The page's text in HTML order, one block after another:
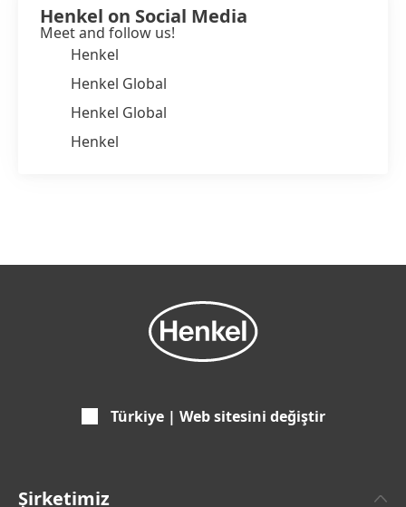
Henkel on Social Media
Meet and follow us!
Henkel
Henkel Global
Henkel Global
Henkel
Türkiye | Web sitesini değiştir
Şirketimiz